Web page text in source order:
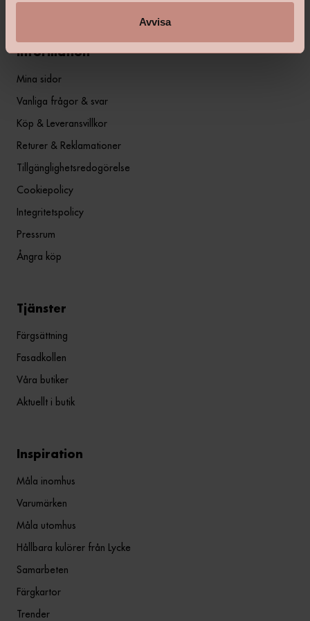
Avvisa
Information
Mina sidor
Vanliga frågor & svar
Köp & Leveransvillkor
Returer & Reklamationer
Tillgänglighetsredogörelse
Cookiepolicy
Integritetspolicy
Pressrum
Ångra köp
Tjänster
Färgsättning
Fasadkollen
Våra butiker
Aktuellt i butik
Inspiration
Måla inomhus
Varumärken
Måla utomhus
Hållbara kulörer från Lycke
Samarbeten
Färgkartor
Trender